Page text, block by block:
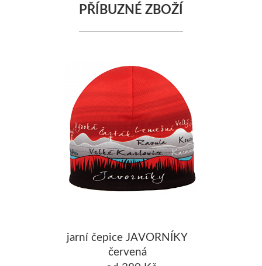
PŘÍBUZNÉ ZBOŽÍ
jarní čepice JAVORNÍKY
červená